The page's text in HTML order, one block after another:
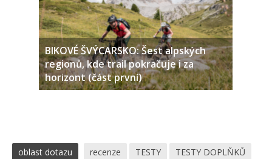
BIKOVÉ ŠVÝCARSKO: Šest alpských
regionů, kde trail pokračuje i za
horizont (část první)
oblast dotazu recenze TESTY TESTY DOPLŇKŮ